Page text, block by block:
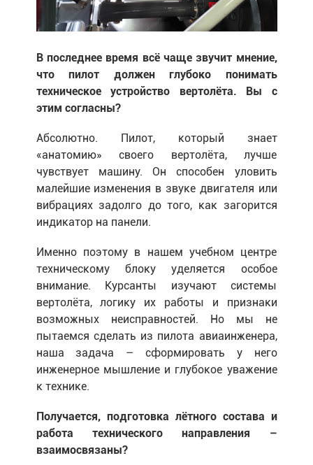
В последнее время всё чаще звучит мнение,
что пилот должен глубоко понимать
техническое устройство вертолёта. Вы с
этим согласны?
Абсолютно. Пилот, который знает
«анатомию» своего вертолёта, лучше
чувствует машину. Он способен уловить
малейшие изменения в звуке двигателя или
вибрациях задолго до того, как загорится
индикатор на панели.
Именно поэтому в нашем учебном центре
техническому блоку уделяется особое
внимание. Курсанты изучают системы
вертолёта, логику их работы и признаки
возможных неисправностей. Но мы не
пытаемся сделать из пилота авиаинженера,
наша задача – сформировать у него
инженерное мышление и глубокое уважение
к технике.
Получается, подготовка лётного состава и
работа технического направления –
взаимосвязаны?